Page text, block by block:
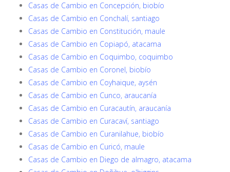
Casas de Cambio en Concepción, biobío
Casas de Cambio en Conchalí, santiago
Casas de Cambio en Constitución, maule
Casas de Cambio en Copiapó, atacama
Casas de Cambio en Coquimbo, coquimbo
Casas de Cambio en Coronel, biobío
Casas de Cambio en Coyhaique, aysén
Casas de Cambio en Cunco, araucanía
Casas de Cambio en Curacautín, araucanía
Casas de Cambio en Curacaví, santiago
Casas de Cambio en Curanilahue, biobío
Casas de Cambio en Curicó, maule
Casas de Cambio en Diego de almagro, atacama